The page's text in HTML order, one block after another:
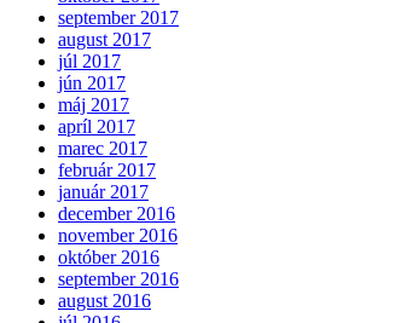
september 2017
august 2017
júl 2017
jún 2017
máj 2017
apríl 2017
marec 2017
február 2017
január 2017
december 2016
november 2016
október 2016
september 2016
august 2016